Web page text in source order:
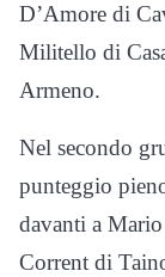
D’Amore di
Militello di
Armeno.
Nel secondo
punteggio
davanti a
Corrent di